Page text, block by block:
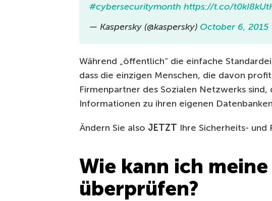
#cybersecuritymonth https://t.co/
— Kaspersky (@kaspersky) October 6, 2015
Während „öffentlich“ die einfache
dass die einzigen Menschen, die davon
Firmenpartner des Sozialen Netzwerks
Informationen zu ihren eigenen
Ändern Sie also JETZT Ihre Sicherheits- und
Wie kann ich
überprüfen?